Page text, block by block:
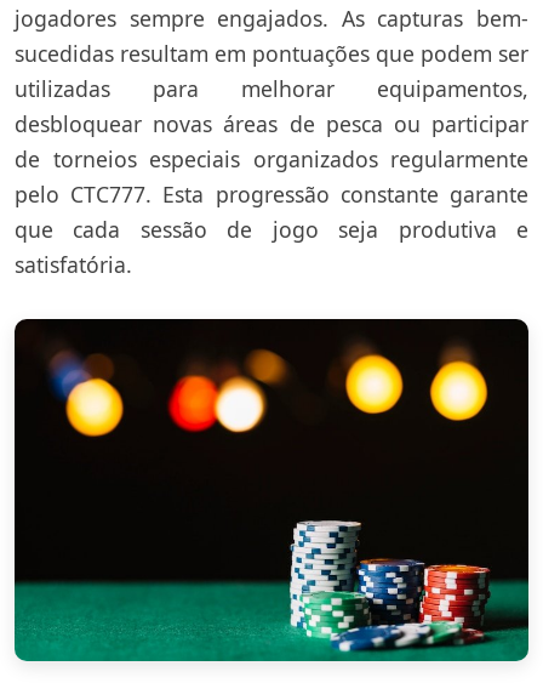
jogadores sempre engajados. As capturas bem-
sucedidas resultam em pontuações que podem ser
utilizadas para melhorar equipamentos,
desbloquear novas áreas de pesca ou participar
de torneios especiais organizados regularmente
pelo CTC777. Esta progressão constante garante
que cada sessão de jogo seja produtiva e
satisfatória.